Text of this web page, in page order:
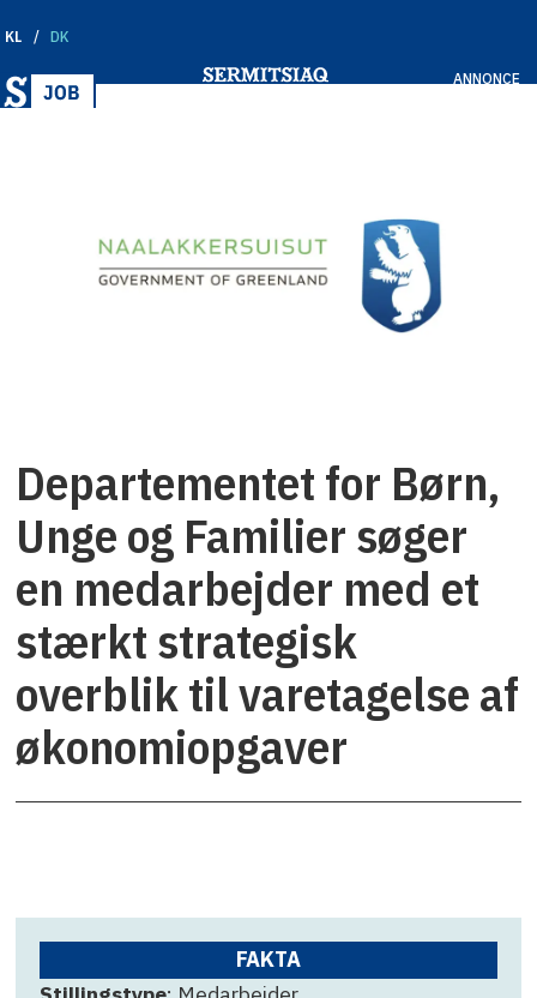
KL DK
ANNONCE
Departementet for Børn,
Unge og Familier søger
en medarbejder med et
stærkt strategisk
overblik til varetagelse af
økonomiopgaver
FAKTA